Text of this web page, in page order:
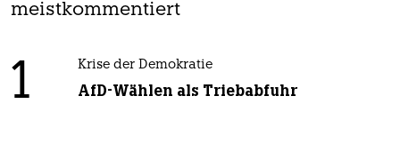
meistkommentiert
1 Krise der Demokratie
AfD-Wählen als Triebabfuhr